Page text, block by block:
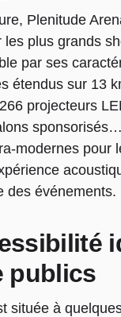
Plenitude
les plus grands
par ses
étendus sur 13
projecteurs
modernes pour
des événements.
publics
située à